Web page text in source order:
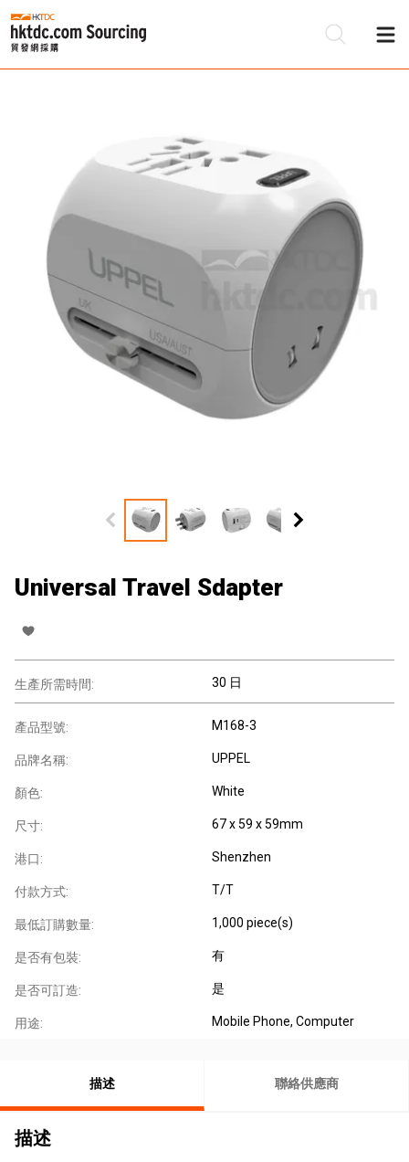
Universal Travel Sdapter
生產所需時間: 30 日
產品型號: M168-3
品牌名稱: UPPEL
顏色: White
尺寸: 67 x 59 x 59mm
港口: Shenzhen
付款方式: T/T
最低訂購數量: 1,000 piece(s)
是否有包裝: 有
是否可訂造: 是
用途: Mobile Phone, Computer
描述 聯絡供應商
描述